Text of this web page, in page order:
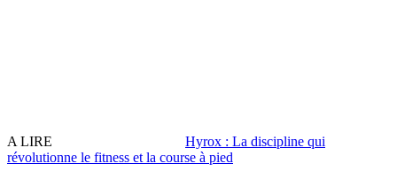
A LIRE
Hyrox : La discipline qui
révolutionne le fitness et la course à pied